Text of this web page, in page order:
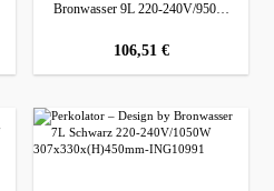
Bronwasser 9L 220-240V/950W
regulärer preis:
106,51 €